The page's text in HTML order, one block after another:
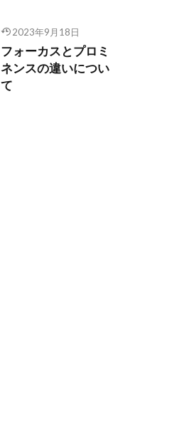
2023年9月18日
フォーカスとプロミ
ネンスの違いについ
て